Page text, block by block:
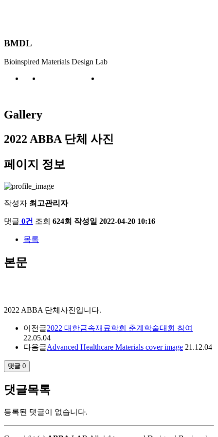
BMDL
Bioinspired Materials Design Lab
Gallery
2022 ABBA 단체 사진
페이지 정보
작성자 최고관리자
댓글 0건 조회 624회 작성일 2022-04-20 10:16
목록
본문
2022 ABBA 단체사진입니다.
이전글2022 대한금속재료학회 춘계학술대회 참여
22.05.04
다음글Advanced Healthcare Materials cover image 21.12.04
댓글 0
댓글목록
등록된 댓글이 없습니다.